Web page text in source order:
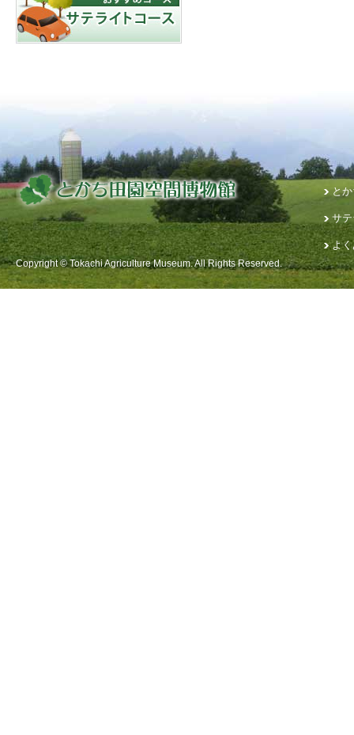
と
サ
よ
Copyright © Tokachi Agriculture Museum. All Rights Reserved.